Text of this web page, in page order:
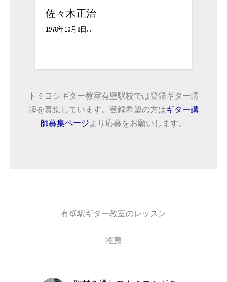
黒田
ロサンゼルスにある ...
トミヨシギター教室有壁駅校では登録ギター講
師を募集しています。登録希望の方はギター講
師募集ページより応募をお願いします。
有壁駅ギター教室のレッスン
推薦